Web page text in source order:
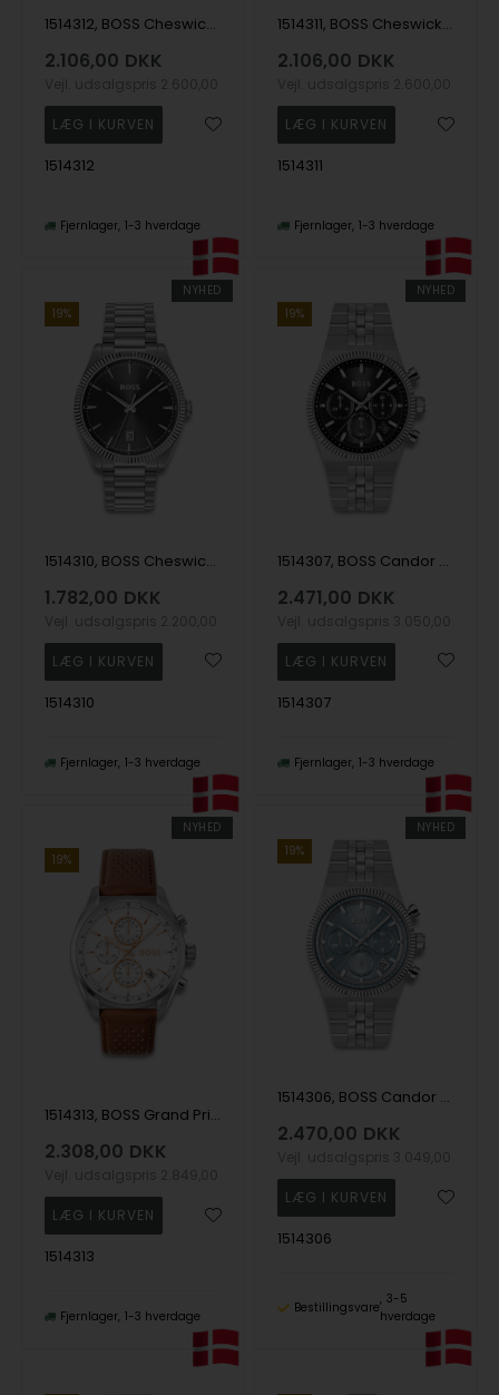
1514312, BOSS Cheswick Quartz Herre m/lænke
2.106,00 DKK
1514312
Fjernlager 1-3 hverdage
1514311, BOSS Cheswick Quartz Herre m/lænke
2.106,00 DKK
1514311
Fjernlager 1-3 hverdage
NYHED
19%
1514310, BOSS Cheswick Quartz Herre m/lænke
1.782,00 DKK
1514310
Fjernlager 1-3 hverdage
NYHED
19%
1514307, BOSS Candor Prime Quartz Herre m/lænke
2.471,00 DKK
1514307
Fjernlager 1-3 hverdage
NYHED
19%
1514313, BOSS Grand Prix 44 Quartz Herre m/rem
2.308,00 DKK
1514313
Fjernlager 1-3 hverdage
NYHED
19%
1514306, BOSS Candor Prime Quartz Herre m/lænke
2.470,00 DKK
1514306
Bestillingsvare
3-5
hverdage